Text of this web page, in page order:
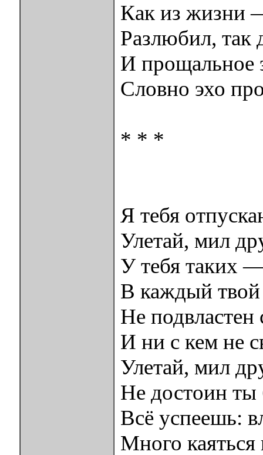
Как из жизни
Разлюбил, так
И прощальное
Словно эхо
* * *
Я тебя
Улетай, мил
У тебя таких
В каждый
Не подвластен
И ни с кем не
Улетай, мил
Не достоин
Всё успеешь:
Много